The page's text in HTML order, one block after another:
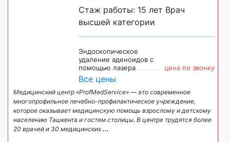
Стаж работы: 15 лет Врач
высшей категории
Эндоскопическое
удаление аденоидов с
помощью лазера
цена по звонку
Все цены
Медицинский центр «ProfMedService» — это современное
многопрофильное лечебно-профилактическое учреждение,
которое оказывает медицинскую помощь взрослому и детскому
населению Ташкента и гостям столицы. В центре трудятся более
20 врачей и 30 медицинских...